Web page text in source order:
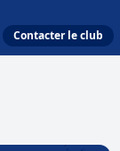
Contacter le club